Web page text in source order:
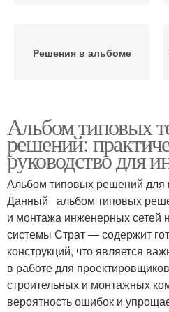
Решения в альбоме
Решения в разных
регионах
Альбом типовых
решений:
руководство для
Альбом типовых решений для
Данный альбом типовых
и монтажа инженерных сетей
системы Страт — содержит
конструкций, что является
в работе для
строительных и монтажных
вероятность ошибок и